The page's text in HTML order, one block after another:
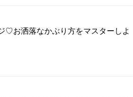
♡お洒落なかぶり方をマスターしよ